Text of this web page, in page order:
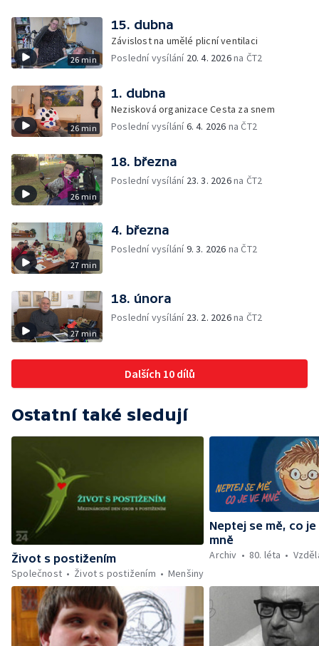
26 min
15. dubna
Závislost na umělé plicní ventilaci
Poslední vysílání 20. 4. 2026na ČT2
26 min
1. dubna
Nezisková organizace Cesta za snem
Poslední vysílání6. 4. 2026 na ČT2
26 min
18. března
Poslední vysílání 23. 3. 2026na ČT2
27 min
4. března
Poslední vysílání9. 3. 2026 na ČT2
27 min
18. února
Poslední vysílání 23. 2. 2026na ČT2
Dalších 10 dílů
Ostatní také sledují
Život s postižením
Společnost
Život s postižením Menšiny
Neptej se mě, co
mně
Archiv
80. léta